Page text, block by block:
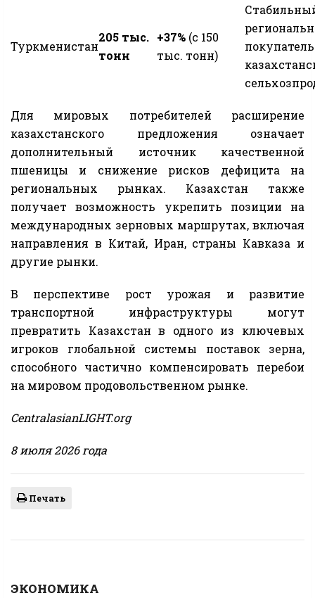
Туркменистан
205 тыс.
тонн
+37% (с 150
тыс. тонн)
покупатель
Для мировых потребителей расширение
казахстанского предложения означает
дополнительный источник качественной
пшеницы и снижение рисков дефицита на
региональных рынках. Казахстан также
получает возможность укрепить позиции на
международных зерновых маршрутах, включая
направления в Китай, Иран, страны Кавказа и
другие рынки.
В перспективе рост урожая и развитие
транспортной инфраструктуры могут
превратить Казахстан в одного из ключевых
игроков глобальной системы поставок зерна,
способного частично компенсировать перебои
на мировом продовольственном рынке.
CentralasianLIGHT.org
8 июля 2026 года
Печать
ЭКОНОМИКА